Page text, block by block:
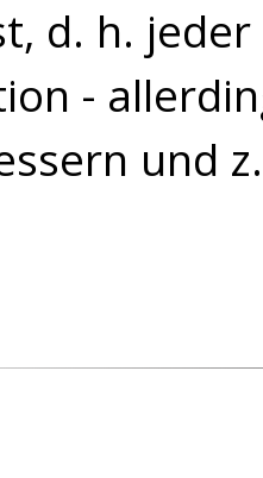
d. h.
-
und